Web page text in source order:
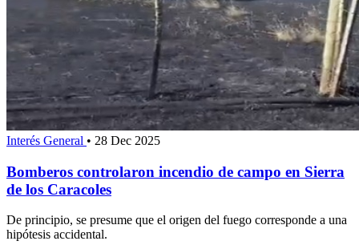
Interés General • 28 Dec 2025
Bomberos controlaron incendio de campo en Sierra
de los Caracoles
De principio, se presume que el origen del fuego corresponde a una
hipótesis accidental.